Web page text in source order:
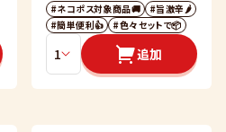
#ネコポス対象商品🚚
#旨激辛🌶
#簡単便利👍
#色々セットで📦
追加